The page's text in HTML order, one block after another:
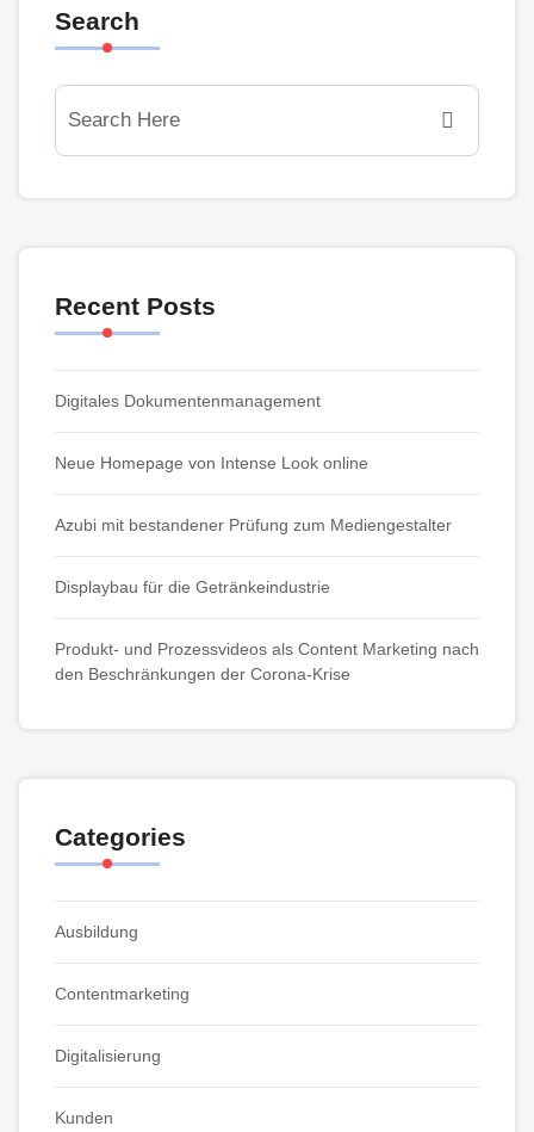
Search
Recent Posts
Digitales Dokumentenmanagement
Neue Homepage von Intense Look online
Azubi mit bestandener Prüfung zum Mediengestalter
Displaybau für die Getränkeindustrie
Produkt- und Prozessvideos als Content Marketing nach
den Beschränkungen der Corona-Krise
Categories
Ausbildung
Contentmarketing
Digitalisierung
Kunden